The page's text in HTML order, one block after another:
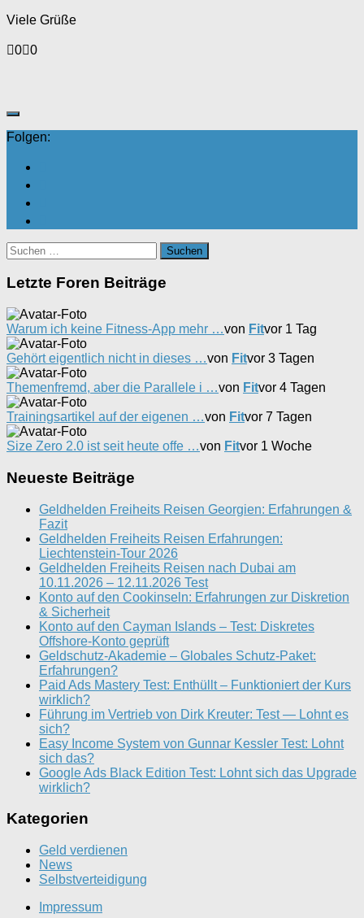
Viele Grüße
Anklicken
0 Anklicken
0
Folgen:
Suchen
nach:
Letzte Foren Beiträge
Warum ich keine Fitness-App mehr …von Fitvor 1 Tag
Gehört eigentlich nicht in dieses …von Fitvor 3 Tagen
Themenfremd, aber die Parallele i …von Fitvor 4 Tagen
Trainingsartikel auf der eigenen …von Fitvor 7 Tagen
Size Zero 2.0 ist seit heute offe …von Fitvor 1 Woche
Neueste Beiträge
Geldhelden Freiheits Reisen Georgien: Erfahrungen &
Fazit
Geldhelden Freiheits Reisen Erfahrungen:
Liechtenstein-Tour 2026
Geldhelden Freiheits Reisen nach Dubai am
10.11.2026 – 12.11.2026 Test
Konto auf den Cookinseln: Erfahrungen zur Diskretion
& Sicherheit
Konto auf den Cayman Islands – Test: Diskretes
Offshore-Konto geprüft
Geldschutz-Akademie – Globales Schutz-Paket:
Erfahrungen?
Paid Ads Mastery Test: Enthüllt – Funktioniert der Kurs
wirklich?
Führung im Vertrieb von Dirk Kreuter: Test — Lohnt es
sich?
Easy Income System von Gunnar Kessler Test: Lohnt
sich das?
Google Ads Black Edition Test: Lohnt sich das Upgrade
wirklich?
Kategorien
Geld verdienen
News
Selbstverteidigung
Impressum